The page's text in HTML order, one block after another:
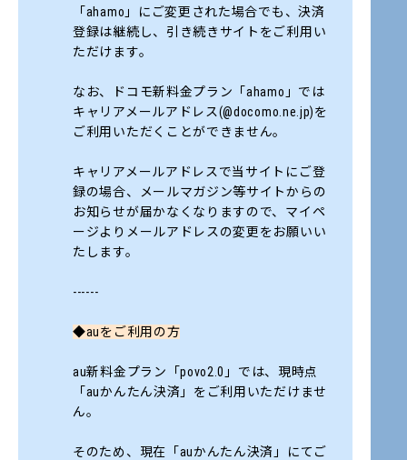
「ahamo」にご変更された場合でも、決済
登録は継続し、引き続きサイトをご利用い
ただけます。
なお、ドコモ新料金プラン「ahamo」では
キャリアメールアドレス(@docomo.ne.jp)を
ご利用いただくことができません。
キャリアメールアドレスで当サイトにご登
録の場合、メールマガジン等サイトからの
お知らせが届かなくなりますので、マイペ
ージよりメールアドレスの変更をお願いい
たします。
------
◆auをご利用の方
au新料金プラン「povo2.0」では、現時点
「auかんたん決済」をご利用いただけませ
ん。
そのため、現在「auかんたん決済」にてご